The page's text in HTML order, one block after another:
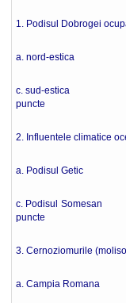
1. Podisul Dobrogei
a. nord-estica
c. sud-
puncte
2. Influentele climatice
a. Podisul Getic
c. Podisul
puncte
3. Cernoziomurile
a. Campia